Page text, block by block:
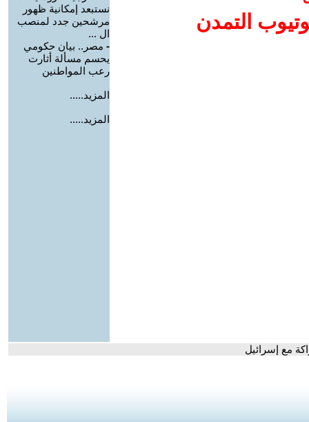
التمدن
نستبعد إمكانية ظهور
مرشحين جدد لمنصب
ال ...
- مصر.. بيان حكومي
يحسم مسألة أثارت
رعب المواطنين
المزيد.....
المزيد.....
مع إسرائيل